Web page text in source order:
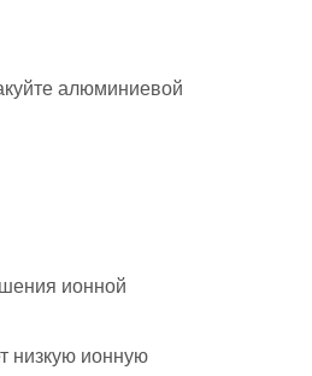
алюминиевой
ионной
низкую ионную